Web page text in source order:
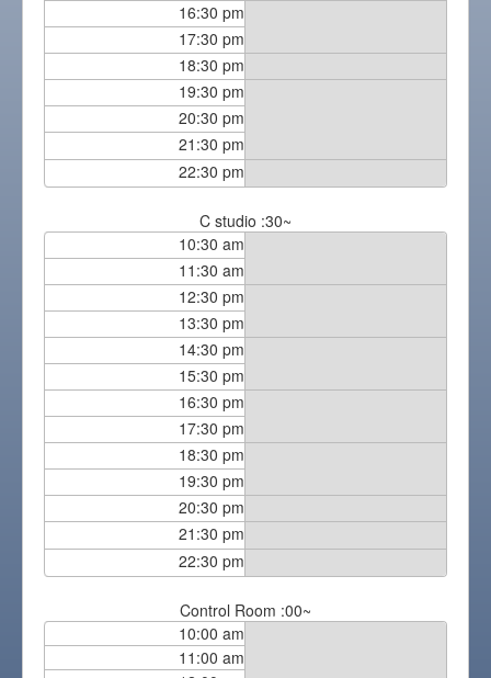
16:30 pm
17:30 pm
18:30 pm
19:30 pm
20:30 pm
21:30 pm
22:30 pm
C studio :30~
10:30 am
11:30 am
12:30 pm
13:30 pm
14:30 pm
15:30 pm
16:30 pm
17:30 pm
18:30 pm
19:30 pm
20:30 pm
21:30 pm
22:30 pm
Control Room :00~
10:00 am
11:00 am